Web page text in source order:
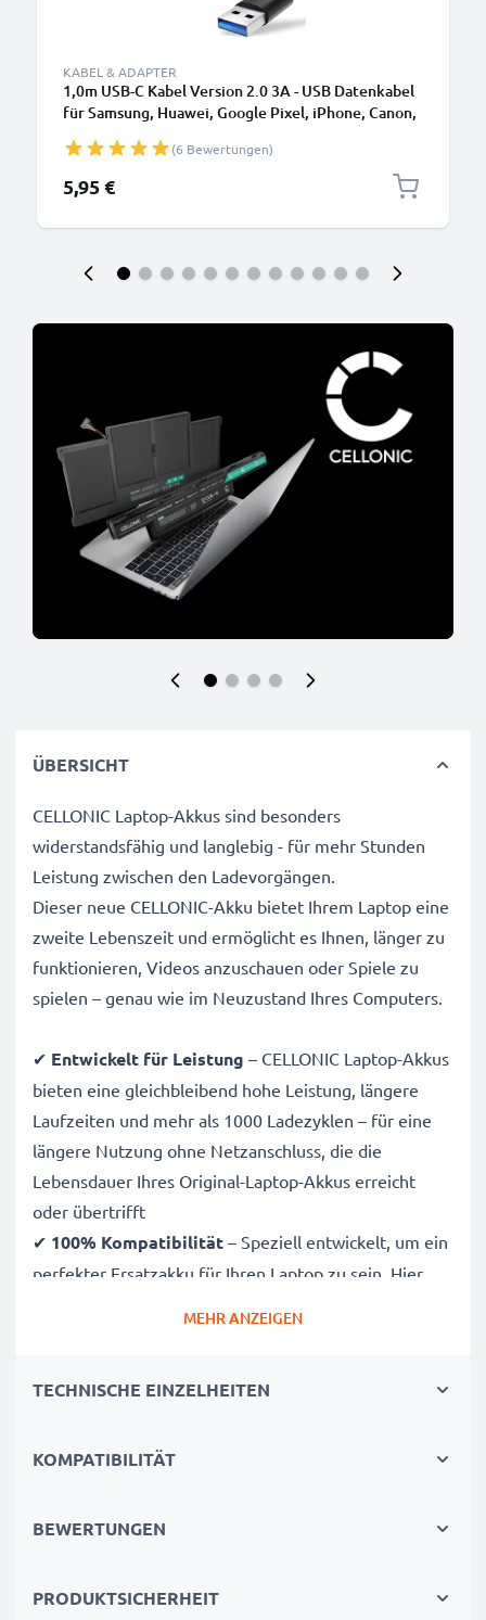
KABEL & ADAPTER
1,0m USB-C Kabel Version 2.0 3A - USB Datenkabel
für Samsung, Huawei, Google Pixel, iPhone, Canon,
(6 Bewertungen)
5,95 €
ÜBERSICHT
CELLONIC Laptop-Akkus sind besonders
widerstandsfähig und langlebig - für mehr Stunden
Leistung zwischen den Ladevorgängen.
Dieser neue CELLONIC-Akku bietet Ihrem Laptop eine
zweite Lebenszeit und ermöglicht es Ihnen, länger zu
funktionieren, Videos anzuschauen oder Spiele zu
spielen – genau wie im Neuzustand Ihres Computers.
✔ Entwickelt für Leistung – CELLONIC Laptop-Akkus
bieten eine gleichbleibend hohe Leistung, längere
Laufzeiten und mehr als 1000 Ladezyklen – für eine
längere Nutzung ohne Netzanschluss, die die
Lebensdauer Ihres Original-Laptop-Akkus erreicht
oder übertrifft
✔ 100% Kompatibilität – Speziell entwickelt, um ein
perfekter Ersatzakku für Ihren Laptop zu sein. Hier
Sicherheitsniveau zu gewährleisten, und verfügen
und Überspannungsschutz
2004 stehen unsere Ersatzakkus für hohe Qualität und
✔Geld sparen, der Umwelt dienen
MEHR ANZEIGEN
TECHNISCHE EINZELHEITEN
KOMPATIBILITÄT
BEWERTUNGEN
PRODUKTSICHERHEIT